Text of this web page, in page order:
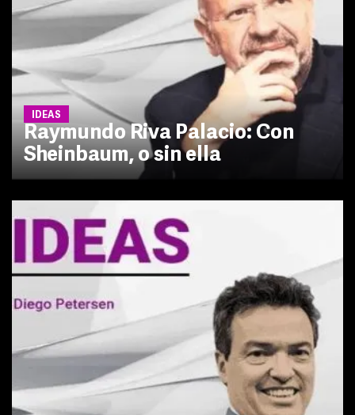
IDEAS
Raymundo Riva Palacio: Con
Sheinbaum, o sin ella